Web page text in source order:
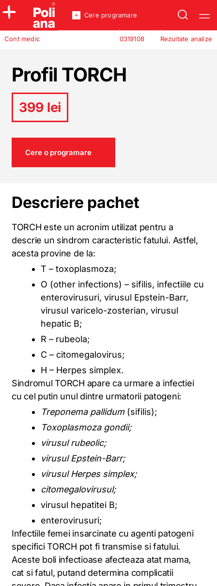
Policlinica
Cont medic Rezultate analize
0319108
Cere programare
Profil TORCH
399 lei
Cere o programare
Descriere pachet
TORCH este un acronim utilizat pentru a
descrie un sindrom caracteristic fatului. Astfel,
acesta provine de la:
T – toxoplasmoza;
O (other infections) – sifilis, infectiile cu
enterovirusuri, virusul Epstein-Barr,
virusul varicelo-zosterian, virusul
hepatic B;
R – rubeola;
C – citomegalovirus;
H – Herpes simplex.
Sindromul TORCH apare ca urmare a infectiei
cu cel putin unul dintre urmatorii patogeni:
Treponema pallidum (sifilis);
Toxoplasmoza gondii;
virusul rubeolic;
virusul Epstein-Barr;
virusul Herpes simplex;
citomegalovirusul;
virusul hepatitei B;
enterovirusuri;
Infectiile femei insarcinate cu agenti patogeni
specifici TORCH pot fi transmise si fatului.
Aceste boli infectioase afecteaza atat mama,
cat si fatul, putand determina complicatii